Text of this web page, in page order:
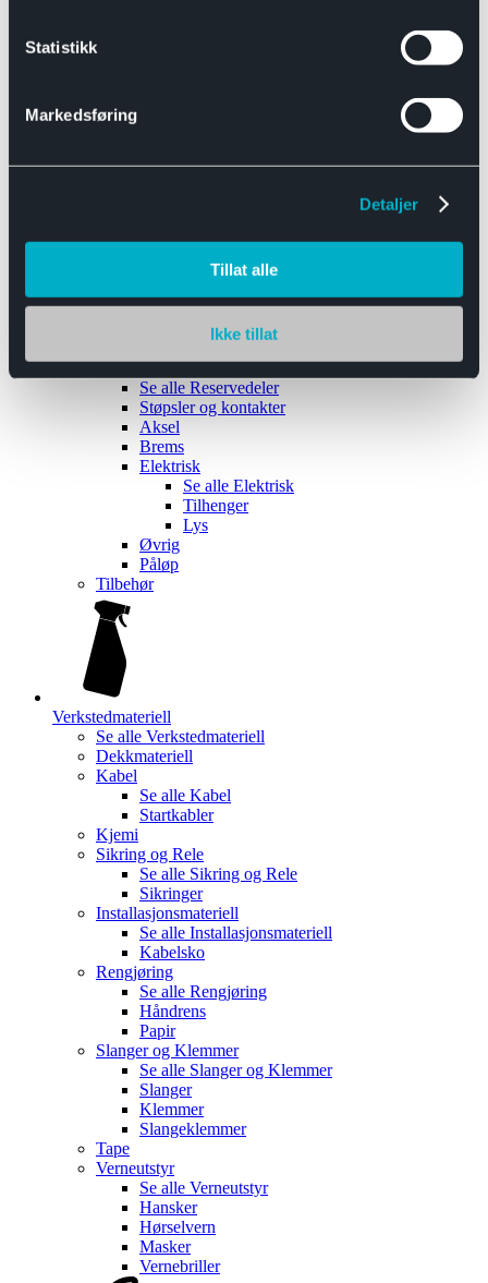
Statistikk
Markedsføring
Detaljer
Tillat alle
Ikke tillat
Båthengere
Reservedeler
Se alle Reservedeler
Støpsler og kontakter
Aksel
Brems
Elektrisk
Se alle Elektrisk
Tilhenger
Lys
Øvrig
Påløp
Tilbehør
Verkstedmateriell
Se alle Verkstedmateriell
Dekkmateriell
Kabel
Se alle Kabel
Startkabler
Kjemi
Sikring og Rele
Se alle Sikring og Rele
Sikringer
Installasjonsmateriell
Se alle Installasjonsmateriell
Kabelsko
Rengjøring
Se alle Rengjøring
Håndrens
Papir
Slanger og Klemmer
Se alle Slanger og Klemmer
Slanger
Klemmer
Slangeklemmer
Tape
Verneutstyr
Se alle Verneutstyr
Hansker
Hørselvern
Masker
Vernebriller